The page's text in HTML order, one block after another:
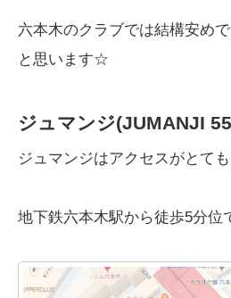
六本木のクラブでは結構安め
と思います☆
ジュマンジ(JUMANJI
ジュマンジはアクセスがとても
地下鉄六本木駅から徒歩5分位